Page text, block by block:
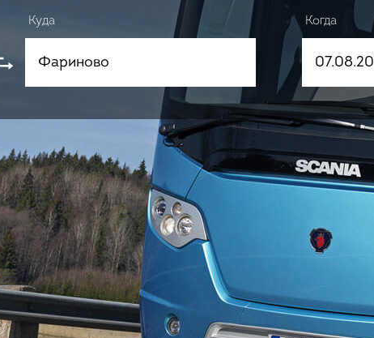
Куда Когда